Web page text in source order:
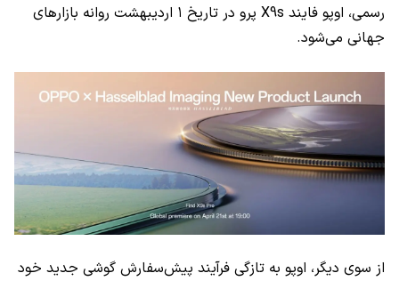
رسمی، اوپو فایند X9s پرو در تاریخ ۱ اردیبهشت روانه بازارهای
جهانی می‌شود.
از سوی دیگر، اوپو به تازگی فرآیند پیش‌سفارش گوشی جدید خود